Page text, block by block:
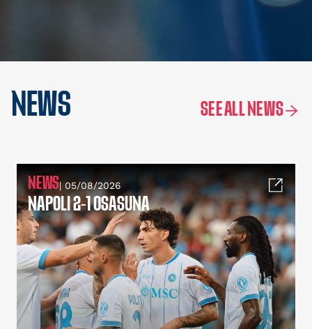
NEWS SEE ALL NEWS
NEWS| 05/08/2026
NAPOLI 2-1 OSASUNA